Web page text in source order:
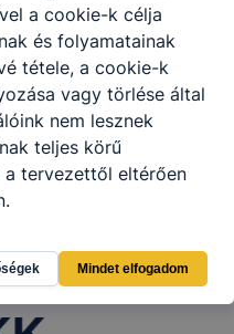
a cookie-k célja
és folyamatainak
tétele, a cookie-k
vagy törlése által
nem lesznek
teljes körű
a tervezettől eltérően
Mindet elfogadom